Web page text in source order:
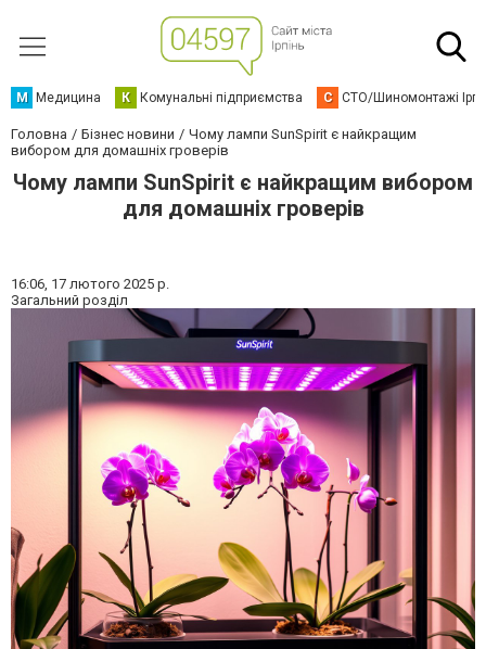
М Медицина К Комунальні підприємства С СТО/Шиномонтажі
Головна Бізнес новини
Чому лампи SunSpirit є найкращим
вибором для домашніх гроверів
Чому лампи SunSpirit є найкращим вибором
для домашніх гроверів
16:06, 17 лютого 2025 р.
Загальний розділ